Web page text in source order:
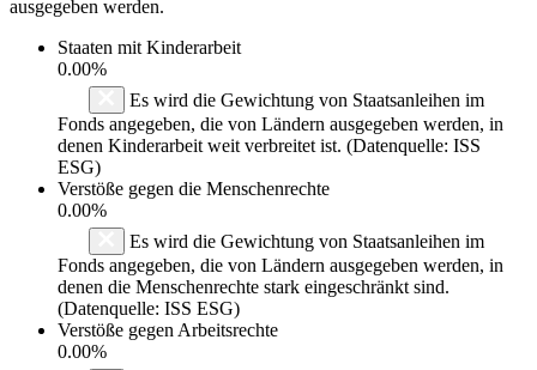
ausgegeben werden.
Staaten mit Kinderarbeit
0.00%
Es wird die Gewichtung von Staatsanleihen im
Fonds angegeben, die von Ländern ausgegeben werden, in
denen Kinderarbeit weit verbreitet ist. (Datenquelle: ISS
ESG)
Verstöße gegen die Menschenrechte
0.00%
Es wird die Gewichtung von Staatsanleihen im
Fonds angegeben, die von Ländern ausgegeben werden, in
denen die Menschenrechte stark eingeschränkt sind.
(Datenquelle: ISS ESG)
Verstöße gegen Arbeitsrechte
0.00%